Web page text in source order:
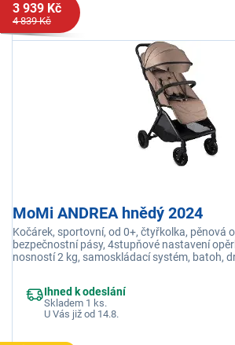
3 939 Kč
4 839 Kč
MoMi ANDREA hnědý 2024
Kočárek, sportovní, od 0+, čtyřkolka, pěnová
bezpečnostní pásy, 4stupňové nastavení
nosností 2 kg, samoskládací systém, batoh,
Ihned k odeslání
Skladem 1 ks.
U Vás již od 14.8.